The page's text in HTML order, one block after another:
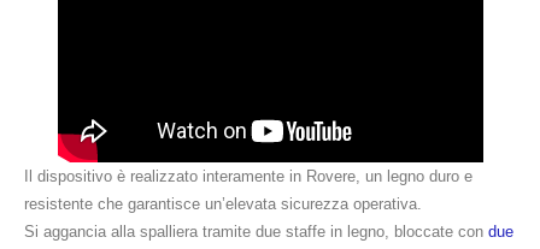
Il dispositivo è realizzato interamente in Rovere, un legno duro e
resistente che garantisce un’elevata sicurezza operativa.
Si aggancia alla spalliera tramite due staffe in legno, bloccate con due